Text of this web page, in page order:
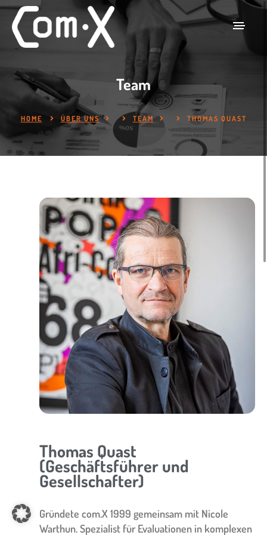
Team
HOME ÜBER UNS TEAM THOMAS QUAST
Thomas Quast
(Geschäftsführer und
Gesellschafter)
Gründete com.X 1999 gemeinsam mit Nicole
Warthun. Spezialist für Evaluationen in komplexen